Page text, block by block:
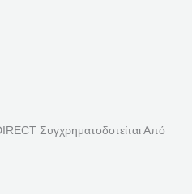
Συγχρηματοδοτείται Από